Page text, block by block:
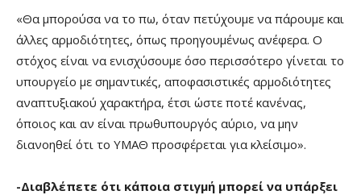
«Θα μπορούσα να το πω, όταν πετύχουμε να πάρουμε και
άλλες αρμοδιότητες, όπως προηγουμένως ανέφερα. Ο
στόχος είναι να ενισχύσουμε όσο περισσότερο γίνεται το
υπουργείο με σημαντικές, αποφασιστικές αρμοδιότητες
αναπτυξιακού χαρακτήρα, έτσι ώστε ποτέ κανένας,
όποιος και αν είναι πρωθυπουργός αύριο, να μην
διανοηθεί ότι το ΥΜΑΘ προσφέρεται για κλείσιμο».
-Διαβλέπετε ότι κάποια στιγμή μπορεί να υπάρξει